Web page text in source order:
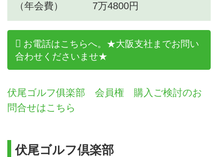
（年会費） 7万4800円
お電話はこちらへ。★大阪支社までお問い
合わせくださいませ★
伏尾ゴルフ俱楽部 会員権 購入ご検討のお
問合せはこちら
伏尾ゴルフ倶楽部